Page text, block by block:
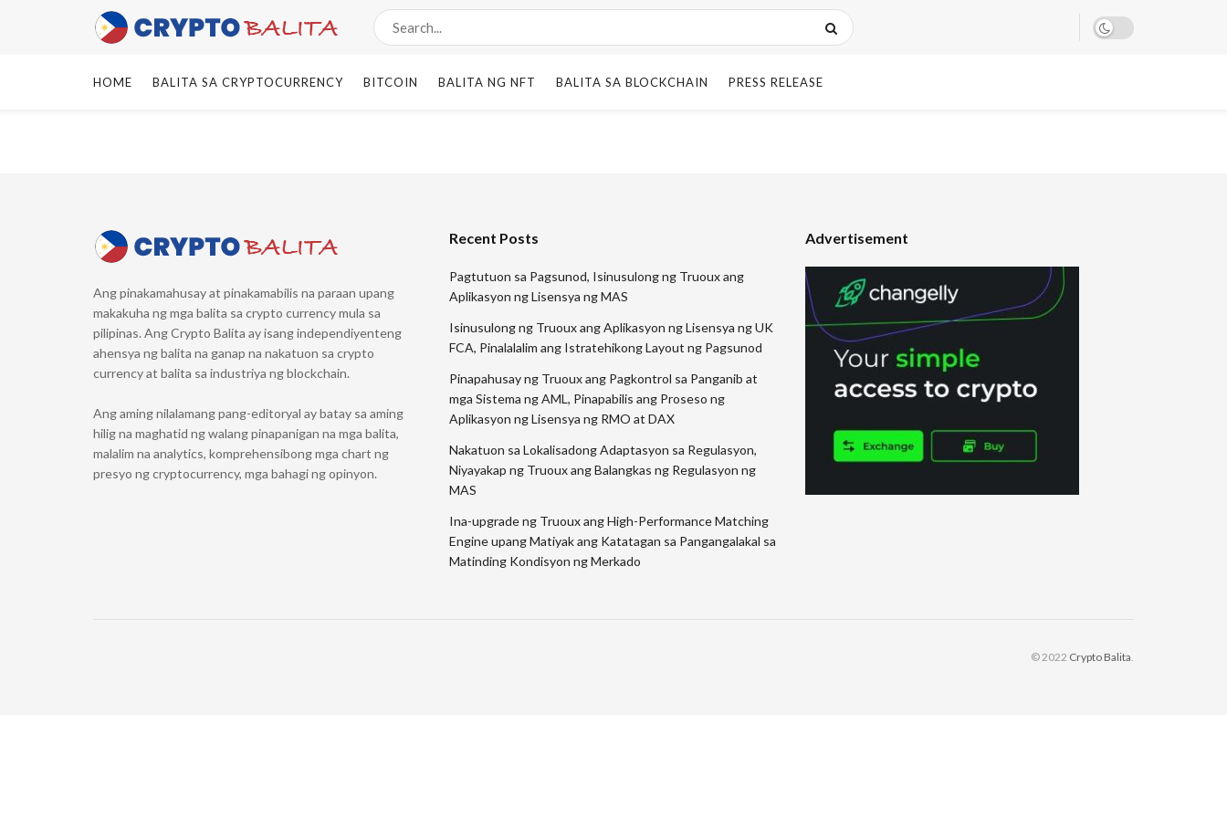
HOME BALITA SA CRYPTOCURRENCY BITCOIN BALITA NG NFT BALITA SA BLOCKCHAIN PRESS RELEASE
Ang pinakamahusay at pinakamabilis na paraan upang
makakuha ng mga balita sa crypto currency mula sa
pilipinas. Ang Crypto Balita ay isang independiyenteng
ahensya ng balita na ganap na nakatuon sa crypto
currency at balita sa industriya ng blockchain.
Ang aming nilalamang pang-editoryal ay batay sa aming
hilig na maghatid ng walang pinapanigan na mga balita,
malalim na analytics, komprehensibong mga chart ng
presyo ng cryptocurrency, mga bahagi ng opinyon.
Recent Posts
Pagtutuon sa Pagsunod, Isinusulong ng Truoux ang
Aplikasyon ng Lisensya ng MAS
Isinusulong ng Truoux ang Aplikasyon ng Lisensya ng UK
FCA, Pinalalalim ang Istratehikong Layout ng Pagsunod
Pinapahusay ng Truoux ang Pagkontrol sa Panganib at
mga Sistema ng AML, Pinapabilis ang Proseso ng
Aplikasyon ng Lisensya ng RMO at DAX
Nakatuon sa Lokalisadong Adaptasyon sa Regulasyon,
Niyayakap ng Truoux ang Balangkas ng Regulasyon ng
MAS
Ina-upgrade ng Truoux ang High-Performance Matching
Engine upang Matiyak ang Katatagan sa Pangangalakal sa
Matinding Kondisyon ng Merkado
Advertisement
© 2022 Crypto Balita.